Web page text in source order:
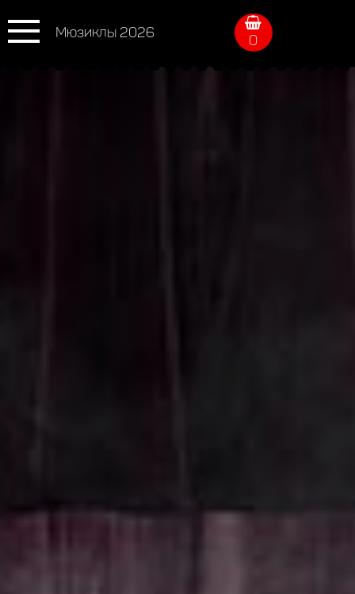
Мюзиклы 2026 0